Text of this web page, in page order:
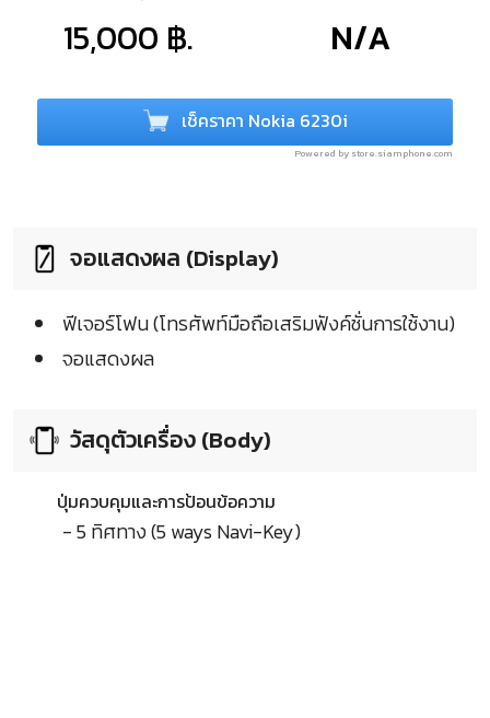
15,000 ฿. N/A
เช็คราคา Nokia 6230i
Powered by store.siamphone.com
จอแสดงผล (Display)
ฟีเจอร์โฟน (โทรศัพท์มือถือเสริมฟังค์ชั่นการใช้งาน)
จอแสดงผล
วัสดุตัวเครื่อง (Body)
ปุ่มควบคุมและการป้อนข้อความ
- 5 ทิศทาง (5 ways Navi-Key)